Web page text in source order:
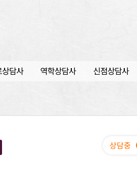
담사 역학상담사 신점상담사
상담중